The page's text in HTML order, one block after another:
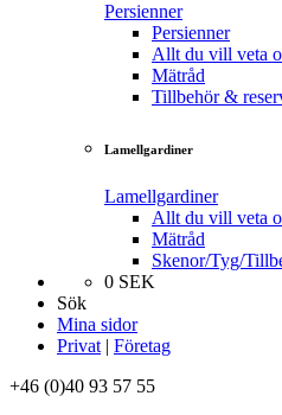
Persienner
Persienner
Allt du vill veta
Mätråd
Tillbehör &
Lamellgardiner
Lamellgardiner
Allt du vill veta
Mätråd
Skenor/Tyg/
0 SEK
Sök
Mina sidor
Privat | Företag
+46 (0)40 93 57 55